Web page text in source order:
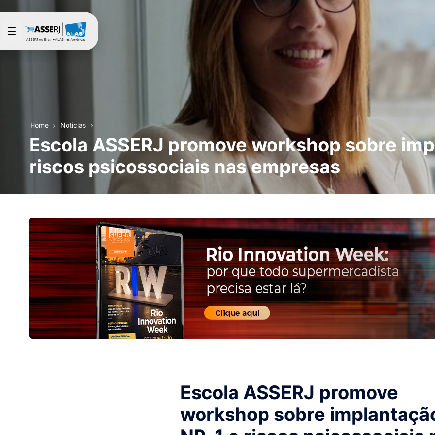
Saltar al contenido principal
Home Noticias
Escola ASSERJ promove workshop sobre
riscos psicossociais nas empresas
Escola ASSERJ promove
workshop sobre